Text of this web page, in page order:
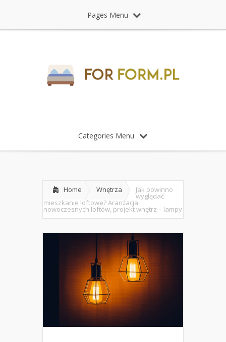
Pages Menu
Categories Menu
Home Wnętrza Jak powinno
wyglądać
mieszkanie loftowe? Aranżacja
nowoczesnych loftów, projekt wnętrz – lampy